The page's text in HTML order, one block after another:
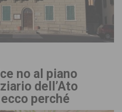
no al piano
dell’Ato
perché